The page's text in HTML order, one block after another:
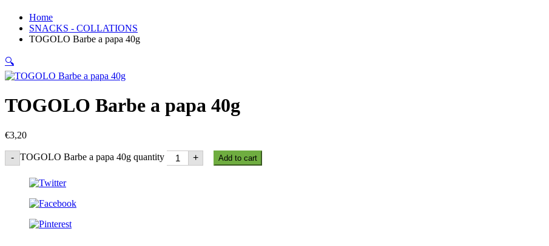
Home
SNACKS - COLLATIONS
TOGOLO Barbe a papa 40g
🔍
TOGOLO Barbe a papa 40g
€3,20
- TOGOLO Barbe a papa 40g quantity + Add to cart